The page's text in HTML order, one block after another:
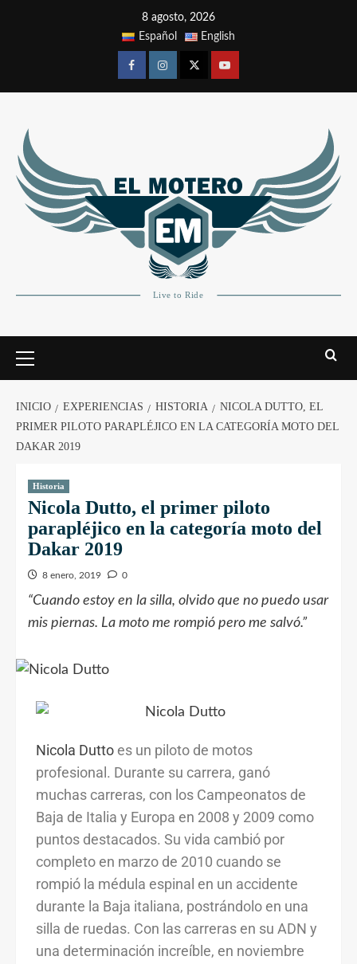
8 agosto, 2026
Español
English
INICIO EXPERIENCIAS HISTORIA
NICOLA DUTTO, EL
PRIMER PILOTO PARAPLÉJICO EN LA CATEGORÍA MOTO DEL
DAKAR 2019
Historia
Nicola Dutto, el primer piloto
parapléjico en la categoría moto del
Dakar 2019
8 enero, 2019 0
“Cuando estoy en la silla, olvido que no puedo usar
mis piernas. La moto me rompió pero me salvó.”
Nicola Dutto es un piloto de motos
profesional. Durante su carrera, ganó
muchas carreras, con los Campeonatos de
Baja de Italia y Europa en 2008 y 2009 como
puntos destacados. Su vida cambió por
completo en marzo de 2010 cuando se
rompió la médula espinal en un accidente
durante la Baja italiana, postrándolo en una
silla de ruedas. Con las carreras en su ADN y
una determinación increíble, en noviembre